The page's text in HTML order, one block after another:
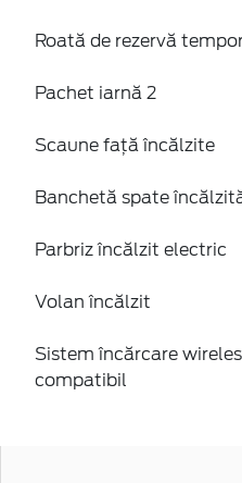
Roată de rezervă
Pachet iarnă 2
Scaune faţă încălzite
Banchetă spate
Parbriz încălzit electric
Volan încălzit
Sistem încărcare
compatibil